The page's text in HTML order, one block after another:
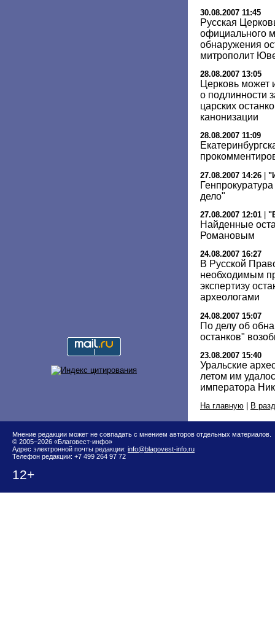
30.08.2007 11:45
Русская
официального
обнаружения
митрополит
28.08.2007 13:05
Церковь может
о подлинности
царских
канонизации
28.08.2007 11:09
27.08.2007 14:26 |
дело"
27.08.2007 12:01
Найденные
Романовым
24.08.2007 16:27
В Русской
необходимым
экспертизу
археологами
24.08.2007 15:07
По делу об
останков"
23.08.2007 15:40
Уральские
летом им
императора
На главную В
Мнение редакции может не совпадать с мнением авторов отдельных материалов.
© 2005–2026 «Благовест-инфо»
Адрес электронной почты редакции: info@blagovest-info.ru
Телефон редакции: +7 499 264 97 72
12+